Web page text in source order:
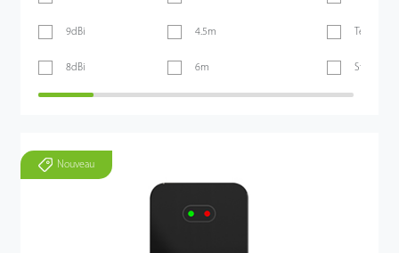
9dBi
8dBi
4.5m
6m Straight
Nouveau